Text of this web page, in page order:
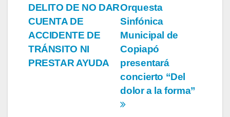
Orquesta
Sinfónica
Municipal de
Copiapó
presentará
concierto “Del
dolor a la forma”
DELITO DE NO DAR
CUENTA DE
ACCIDENTE DE
TRÁNSITO NI
PRESTAR AYUDA